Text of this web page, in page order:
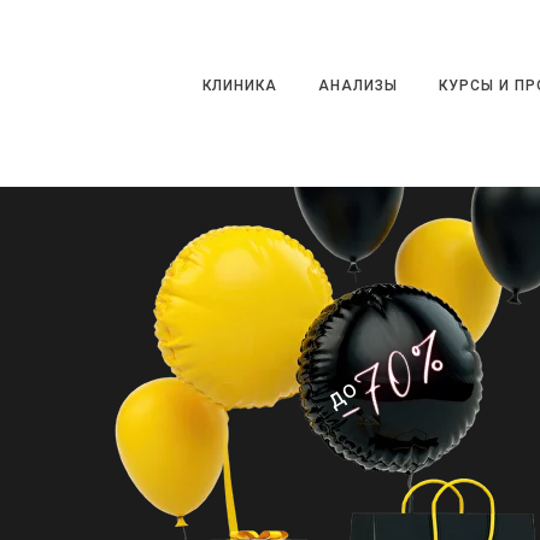
КЛИНИКА АНАЛИЗЫ КУРСЫ И
КЛИНИКА АНАЛИЗЫ КУРСЫ И
до